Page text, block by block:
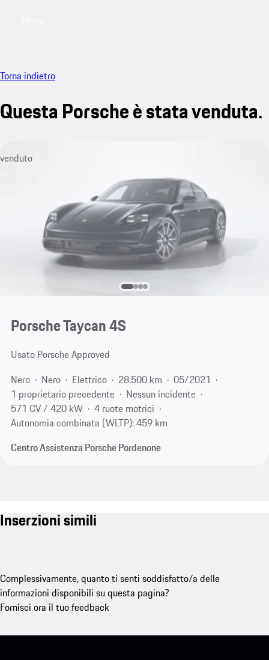
Torna indietro
Questa Porsche è stata venduta.
venduto
Porsche Taycan 4S
Usato Porsche Approved
Nero
Nero Elettrico 28.500 km
05/2021
1 proprietario precedente
Nessun incidente
571 CV / 420 kW
4 ruote motrici
Autonomia combinata (WLTP): 459 km
Centro Assistenza Porsche Pordenone
Inserzioni simili
Complessivamente, quanto ti senti soddisfatto/a delle
informazioni disponibili su questa pagina?
Fornisci ora il tuo feedback